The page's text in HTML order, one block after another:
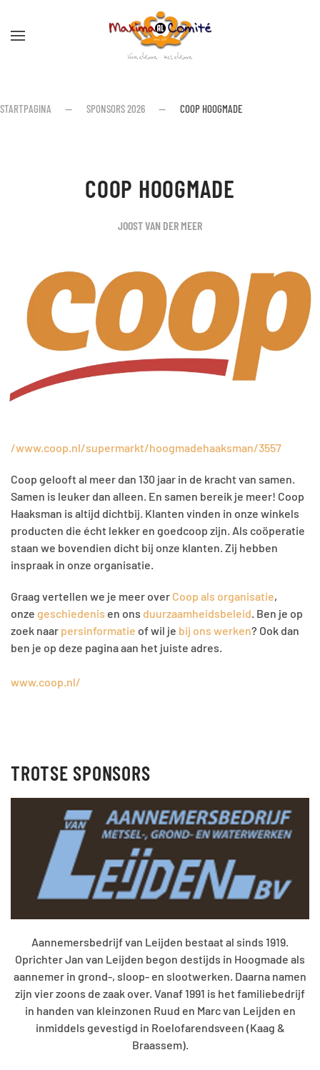
Skip to main content
STARTPAGINA SPONSORS 2026 COOP HOOGMADE
COOP HOOGMADE
JOOST VAN DER MEER
/www.coop.nl/supermarkt/hoogmadehaaksman/3557
Coop gelooft al meer dan 130 jaar in de kracht van samen.
Samen is leuker dan alleen. En samen bereik je meer! Coop
Haaksman is altijd dichtbij. Klanten vinden in onze winkels
producten die écht lekker en goedcoop zijn. Als coöperatie
staan we bovendien dicht bij onze klanten. Zij hebben
inspraak in onze organisatie.
Graag vertellen we je meer over Coop als organisatie,
onze geschiedenis en ons duurzaamheidsbeleid. Ben je op
zoek naar persinformatie of wil je bij ons werken? Ook dan
ben je op deze pagina aan het juiste adres.
www.coop.nl/
TROTSE SPONSORS
Aannemersbedrijf van Leijden bestaat al sinds 1919.
Oprichter Jan van Leijden begon destijds in Hoogmade als
aannemer in grond-, sloop- en slootwerken. Daarna namen
zijn vier zoons de zaak over. Vanaf 1991 is het familiebedrijf
in handen van kleinzonen Ruud en Marc van Leijden en
inmiddels gevestigd in Roelofarendsveen (Kaag &
Braassem).